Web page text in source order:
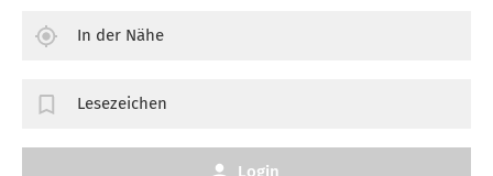
In der Nähe
Lesezeichen
Login